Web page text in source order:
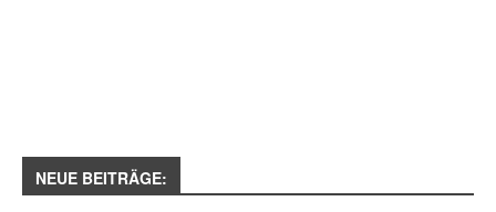
NEUE BEITRÄGE: